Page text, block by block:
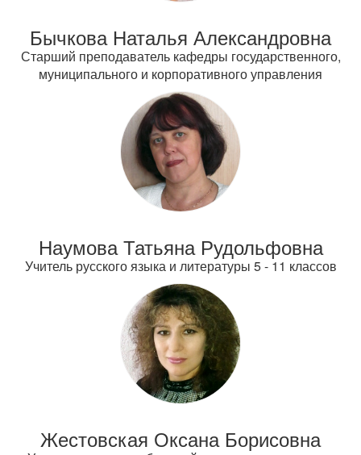
Бычкова Наталья Александровна
Старший преподаватель кафедры государственного,
муниципального и корпоративного управления
Наумова Татьяна Рудольфовна
Учитель русского языка и литературы 5 - 11 классов
Жестовская Оксана Борисовна